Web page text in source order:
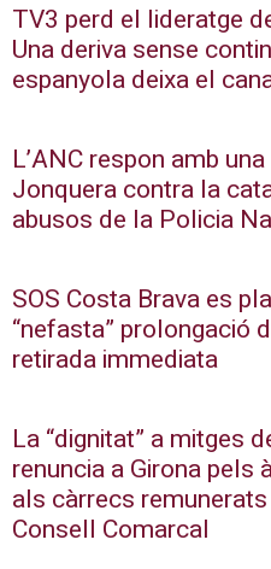
TV3 perd el lideratge
Una deriva sense
espanyola deixa el
L’ANC respon amb
Jonquera contra la
abusos de la Policia
SOS Costa Brava es
“nefasta” prolongació
retirada immediata
La “dignitat” a mitges
renuncia a Girona pels
als càrrecs
Consell Comarcal